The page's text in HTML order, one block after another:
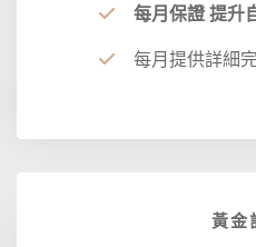
每月保證 提升
每月提供詳細
黃金